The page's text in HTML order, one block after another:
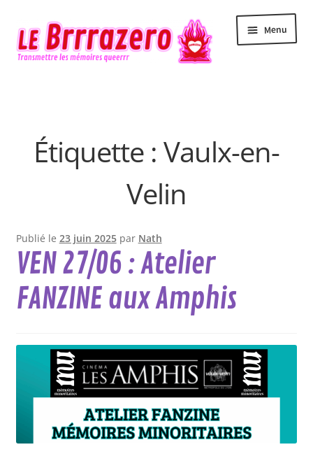
Aller
à
Aller
au
contenu
Menu
Actualité
Agenda
Contact
Le Brrrazero
Newsletter
Nos collections
Étiquette : Vaulx-en-
Velin
Publié le 23 juin 2025 par Nath
VEN 27/06 : Atelier
FANZINE aux Amphis